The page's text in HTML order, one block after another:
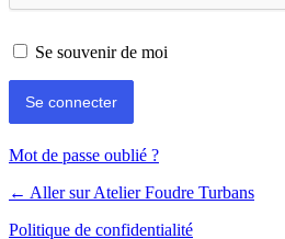
Se souvenir de moi
Mot de passe oublié ?
← Aller sur Atelier Foudre Turbans
Politique de confidentialité